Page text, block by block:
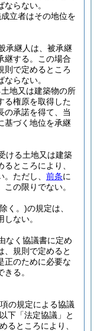
らない。
立者はその地位を
承継人は、被承継
する。
この場合
則で定めるところ
らない。
地又は建築物の所
る権原を取得した
の承諾を得て、当
基づく地位を承継
ける土地又は建築
ところにより、
ただし、 前条に
の限りでない。
く。)の規定は、
ない。
なく協議書に定め
、規則で定めると
正のために必要な
る。
の規定による協議
下「法定協議」と
るところにより、